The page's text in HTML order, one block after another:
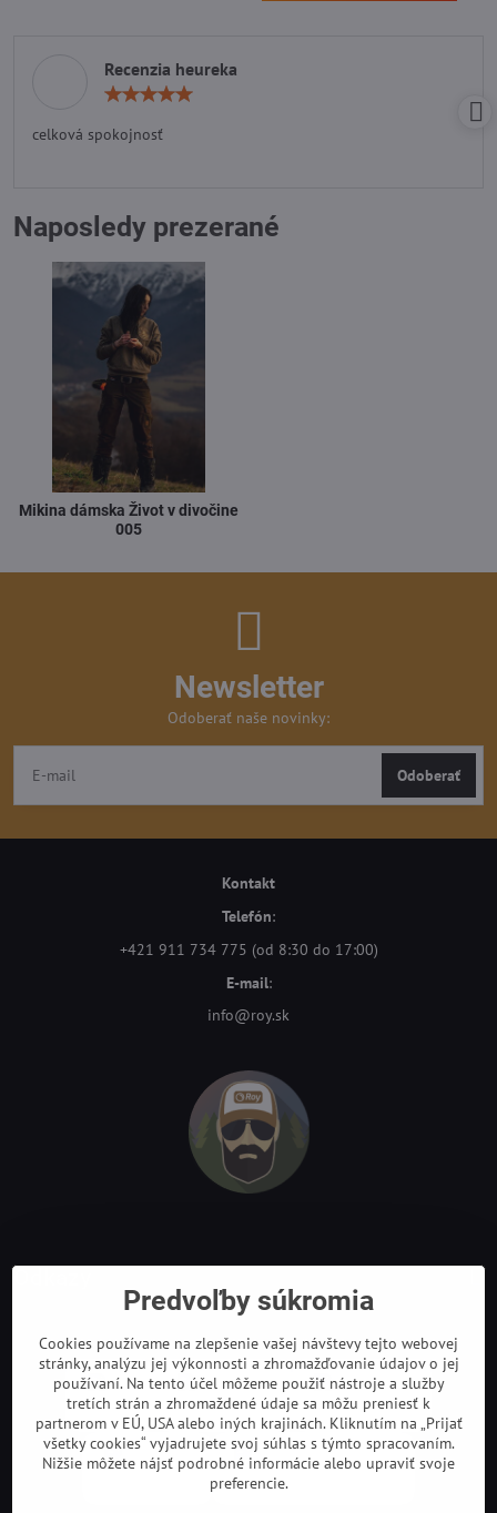
Recenzia heureka
celková spokojnosť
Naposledy prezerané
Mikina dámska Život v divočine
005
Newsletter
Odoberať naše novinky:
Odoberať
Kontakt
Telefón:
+421 911 734 775 (od 8:30 do 17:00)
E-mail:
info@roy.sk
Predvoľby súkromia
Cookies používame na zlepšenie vašej návštevy tejto webovej
stránky, analýzu jej výkonnosti a zhromažďovanie údajov o jej
používaní. Na tento účel môžeme použiť nástroje a služby
tretích strán a zhromaždené údaje sa môžu preniesť k
partnerom v EÚ, USA alebo iných krajinách. Kliknutím na „Prijať
všetky cookies“ vyjadrujete svoj súhlas s týmto spracovaním.
Nižšie môžete nájsť podrobné informácie alebo upraviť svoje
preferencie.